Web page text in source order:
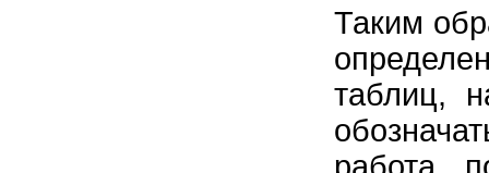
Таким
таблиц,